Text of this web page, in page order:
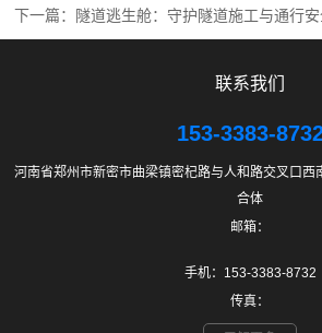
下一篇：
隧道逃生舱：守护隧道施工与通行安
联系我们
153-3383-
河南省郑州市新密市曲梁镇密杞路与人和路交叉口西
合体
邮箱：
手机：153-3383-8732
传真：